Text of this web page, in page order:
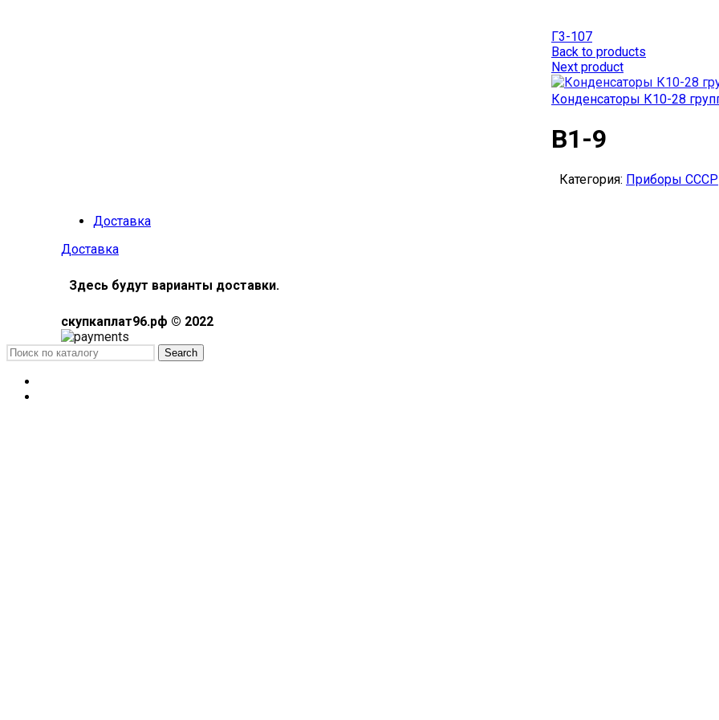
Г3-107
Back to products
Next product
Конденсаторы К10-28
В1-9
Категория: Приборы СССР
Доставка
Доставка
Здесь будут варианты доставки.
скупкаплат96.рф © 2022
Search